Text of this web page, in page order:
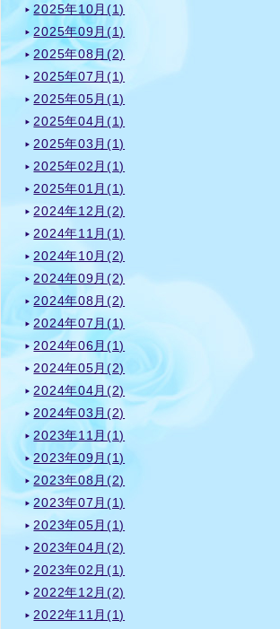
2025年10月(1)
2025年09月(1)
2025年08月(2)
2025年07月(1)
2025年05月(1)
2025年04月(1)
2025年03月(1)
2025年02月(1)
2025年01月(1)
2024年12月(2)
2024年11月(1)
2024年10月(2)
2024年09月(2)
2024年08月(2)
2024年07月(1)
2024年06月(1)
2024年05月(2)
2024年04月(2)
2024年03月(2)
2023年11月(1)
2023年09月(1)
2023年08月(2)
2023年07月(1)
2023年05月(1)
2023年04月(2)
2023年02月(1)
2022年12月(2)
2022年11月(1)